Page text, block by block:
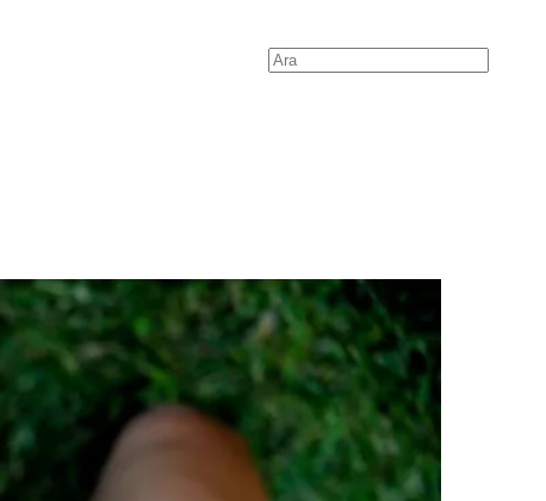
Search